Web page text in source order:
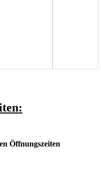
Öffnungszeiten